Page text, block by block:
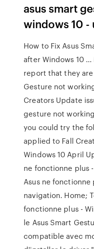
asus smart
windows 10 -
How to Fix Asus
after Windows 10
report that they
Gesture not
Creators Update
gesture not
you could try the
applied to Fall
Windows 10 April
ne fonctionne plus
Asus ne fonctionne
navigation. Home;
fonctionne plus -
le Asus Smart
compatible avec